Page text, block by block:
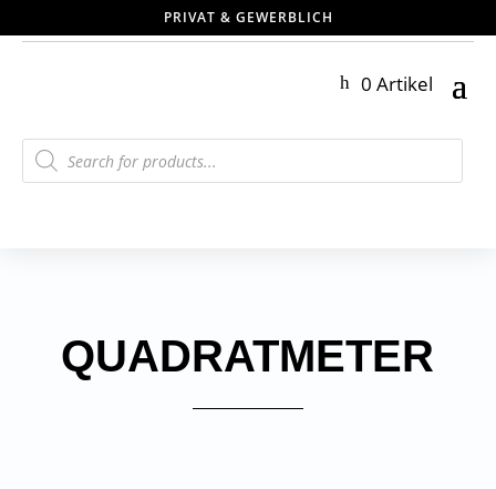
PRIVAT & GEWERBLICH
0 Artikel
Products
search
QUADRATMETER